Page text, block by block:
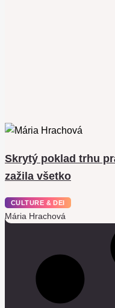
Skrytý poklad trhu
zažila všetko
CULTURE & DEI
Mária Hrachová